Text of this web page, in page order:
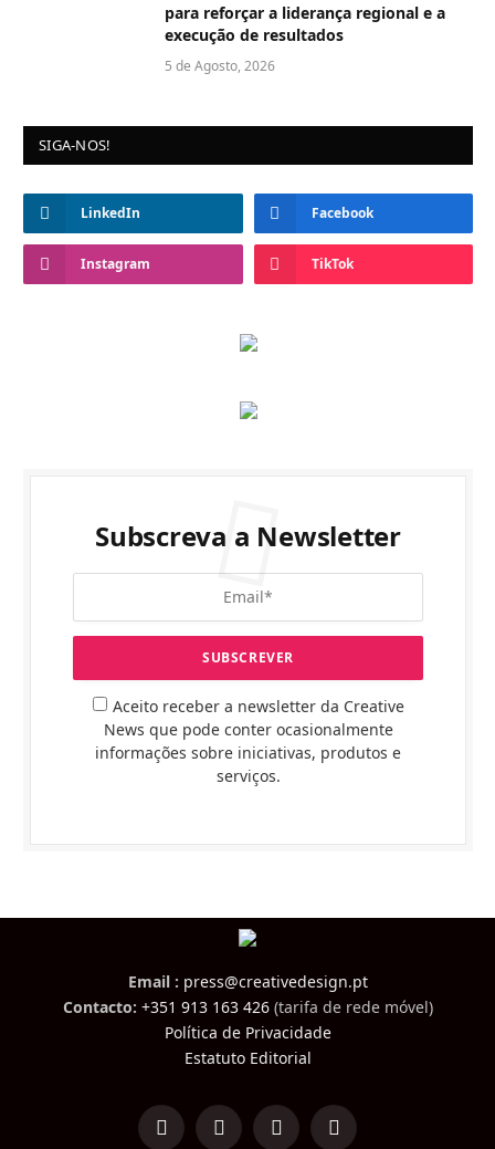
para reforçar a liderança regional e a
execução de resultados
5 de Agosto, 2026
SIGA-NOS!
LinkedIn Facebook
Instagram TikTok
Subscreva a Newsletter
Aceito receber a newsletter da Creative
News que pode conter ocasionalmente
informações sobre iniciativas, produtos e
serviços.
Email : press@creativedesign.pt
Contacto: +351 913 163 426(tarifa de rede móvel)
Política de Privacidade
Estatuto Editorial
LinkedInFacebookInstagramTikTok